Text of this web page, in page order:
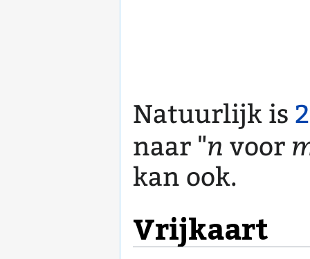
Natuurlijk is
naar "n voor
kan ook.
Vrijkaart